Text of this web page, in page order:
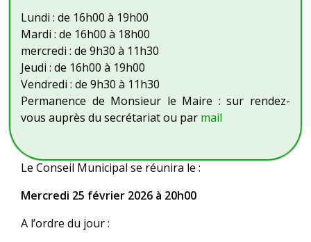
Lundi : de 16h00 à 19h00
Mardi : de 16h00 à 18h00
mercredi : de 9h30 à 11h30
Jeudi : de 16h00 à 19h00
Vendredi : de 9h30 à 11h30
Permanence de Monsieur le Maire : sur rendez-
vous auprès du secrétariat ou par mail
Le Conseil Municipal se réunira le :
Mercredi 25 février 2026 à 20h00
A l’ordre du jour :